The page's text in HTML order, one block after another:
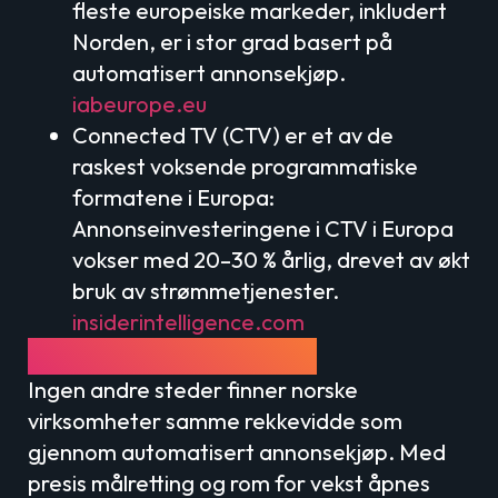
fleste europeiske markeder, inkludert
Norden, er i stor grad basert på
automatisert annonsekjøp.
iabeurope.eu
Connected TV (CTV) er et av de
raskest voksende programmatiske
formatene i Europa:
Annonseinvesteringene i CTV i Europa
vokser med 20–30 % årlig, drevet av økt
bruk av strømmetjenester.
insiderintelligence.com
Ingen andre steder finner norske
virksomheter samme rekkevidde som
gjennom automatisert annonsekjøp. Med
presis målretting og rom for vekst åpnes